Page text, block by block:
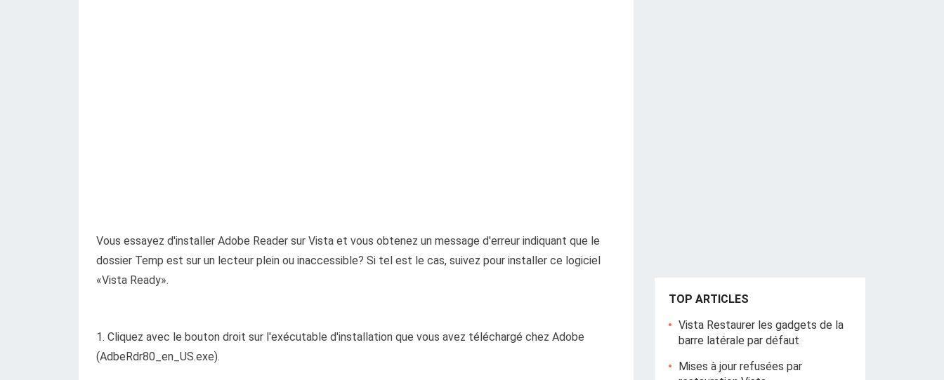
Vous essayez d'installer Adobe Reader sur Vista et vous obtenez un message d'erreur indiquant que le
dossier Temp est sur un lecteur plein ou inaccessible? Si tel est le cas, suivez pour installer ce logiciel
«Vista Ready».
1. Cliquez avec le bouton droit sur l'exécutable d'installation que vous avez téléchargé chez Adobe
(AdbeRdr80_en_US.exe).
TOP ARTICLES
Vista Restaurer les gadgets de la
barre latérale par défaut
Mises à jour refusées par